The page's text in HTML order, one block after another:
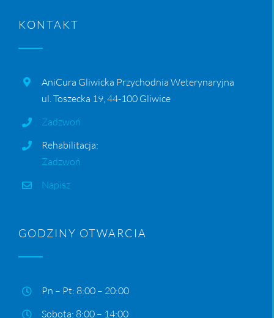
KONTAKT
AniCura Gliwicka Przychodnia Weterynaryjna
ul. Toszecka 19, 44-100 Gliwice
Zadzwoń
Rehabilitacja:
Zadzwoń
Napisz
GODZINY OTWARCIA
Pn – Pt: 8:00 – 20:00
Sobota: 8:00 – 14:00